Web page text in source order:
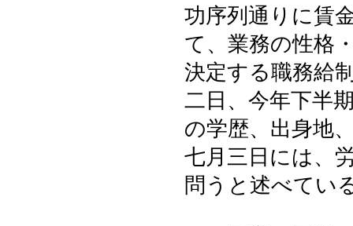
功序列通りに賃
て、業務の性格
決定する職務給
二日、今年下半
の学歴、出身地
七月三日には、
問うと述べてい